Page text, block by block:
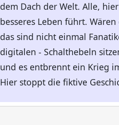
dem Dach der Welt. Alle,
besseres Leben führt.
das sind nicht einmal
digitalen - Schalthebeln
und es entbrennt ein Krieg
Hier stoppt die fiktive